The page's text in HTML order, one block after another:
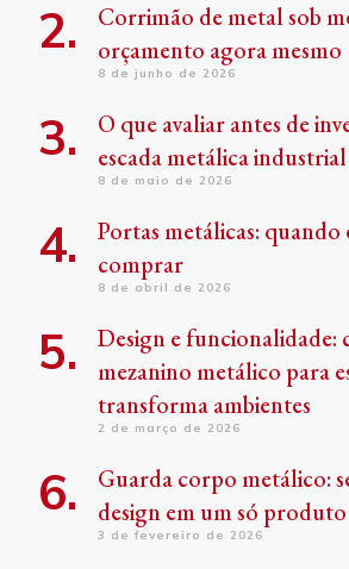
Corrimão de metal sob
orçamento agora mesmo
8 de junho de 2026
O que avaliar antes de
escada metálica industrial
8 de maio de 2026
Portas metálicas: quando
comprar
8 de abril de 2026
Design e funcionalidade:
mezanino metálico para
transforma ambientes
2 de março de 2026
Guarda corpo metálico:
design em um só produto
3 de fevereiro de 2026